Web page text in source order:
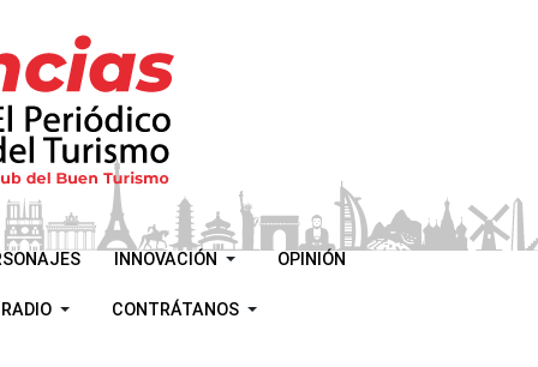
INNOVACIÓN OPINIÓN
CONTRÁTANOS